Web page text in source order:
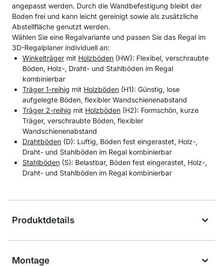
angepasst werden. Durch die Wandbefestigung bleibt der
Boden frei und kann leicht gereinigt sowie als zusätzliche
Abstellfläche genutzt werden.
Wählen Sie eine Regalvariante und passen Sie das Regal im
3D-Regalplaner individuell an:
Winkelträger mit Holzböden (HW): Flexibel, verschraubte
Böden, Holz-, Draht- und Stahlböden im Regal
kombinierbar
Träger 1-reihig mit Holzböden (H1): Günstig, lose
aufgelegte Böden, flexibler Wandschienenabstand
Träger 2-reihig mit Holzböden (H2): Formschön, kurze
Träger, verschraubte Böden, flexibler
Wandschienenabstand
Drahtböden (D): Luftig, Böden fest eingerastet, Holz-,
Draht- und Stahlböden im Regal kombinierbar
Stahlböden (S): Belastbar, Böden fest eingerastet, Holz-,
Draht- und Stahlböden im Regal kombinierbar
Produktdetails
Montage